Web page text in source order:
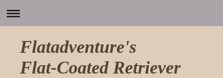
Flatadventure's
Flat-Coated Retriever